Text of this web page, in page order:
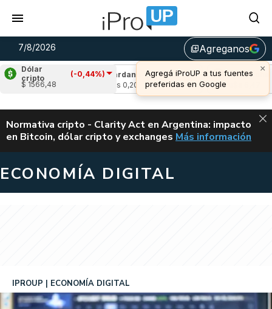
7/8/2026 library_addAgreganos
×
Agregá iProUP a tus fuentes
preferidas en Google
Dólar
cripto
(-0,44%)
$ 1566,48
Cardano
(-1,33%)
u$s 0,20
Avalanche
u$s 6,47
ALERTA
Normativa cripto - Clarity Act en Argentina: impacto
en Bitcoin, dólar cripto y exchanges CLARITY ACT EN
Más información
ECONOMÍA DIGITAL
IPROUP ECONOMÍA DIGITAL